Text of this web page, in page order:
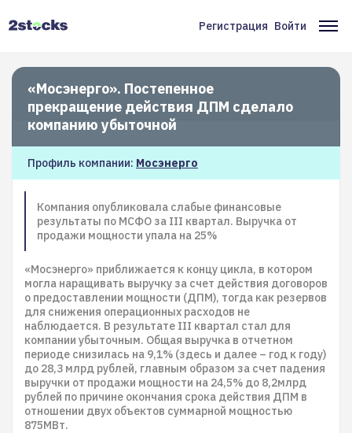
Меню
учётной
записи
пользователя
Регистрация Войти
«Мосэнерго». Постепенное
прекращение действия ДПМ сделало
компанию убыточной
Профиль компании: Мосэнерго
Компания опубликовала слабые финансовые
результаты по МСФО за III квартал. Выручка от
продажи мощности упала на 25%
«Мосэнерго» приближается к концу цикла, в котором
могла наращивать выручку за счет действия договоров
о предоставлении мощности (ДПМ), тогда как резервов
для снижения операционных расходов не
наблюдается. В результате III квартал стал для
компании убыточным. Общая выручка в отчетном
периоде снизилась на 9,1% (здесь и далее – год к году)
до 28,3 млрд рублей, главным образом за счет падения
выручки от продажи мощности на 24,5% до 8,2млрд
рублей по причине окончания срока действия ДПМ в
отношении двух объектов суммарной мощностью
875МВт.